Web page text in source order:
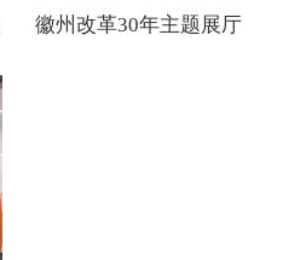
徽州改革30年主题展厅